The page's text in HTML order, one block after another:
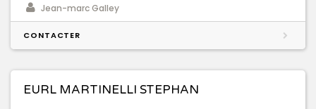
Jean-marc Galley
CONTACTER
EURL MARTINELLI STEPHAN